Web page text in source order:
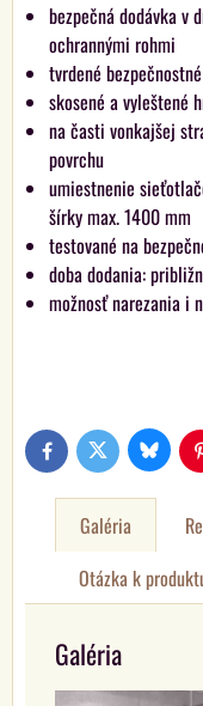
bezpečná dodávka v
ochrannými rohmi
tvrdené
skosené a vyleštené
na časti vonkajšej
povrchu
umiestnenie
šírky max. 1400 mm
testované na
doba dodania:
možnosť narezania i
FacebookTwitter Bluesky
Galéria
Otázka k
Galéria